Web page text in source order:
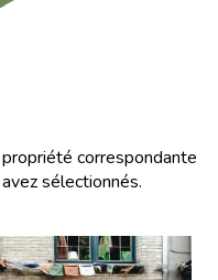
correspondante
sélectionnés.